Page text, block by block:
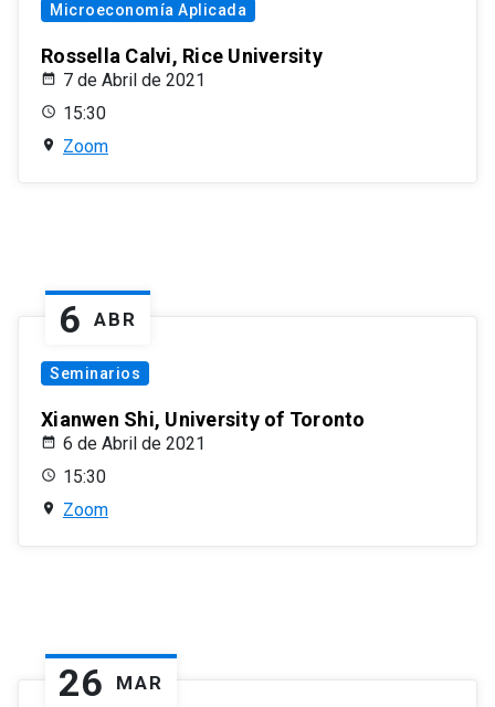
Microeconomía Aplicada
Rossella Calvi, Rice University
7 de Abril de 2021
15:30
Zoom
6 ABR
Seminarios
Xianwen Shi, University of Toronto
6 de Abril de 2021
15:30
Zoom
26 MAR